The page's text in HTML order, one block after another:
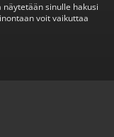
sinulle hakusi
voit vaikuttaa